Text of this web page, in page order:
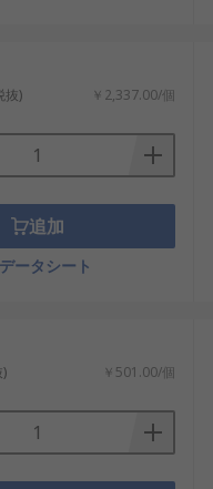
抜) ￥2,337.00/個
追加
データシート
￥501.00/個